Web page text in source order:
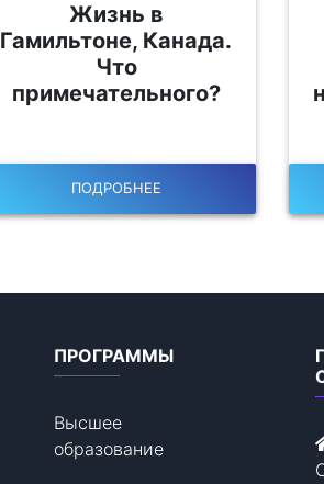
Жизнь в
Гамильтоне, Канада.
Что
примечательного?
ПОДРОБНЕЕ
ПРОГРАММЫ
Высшее
образование